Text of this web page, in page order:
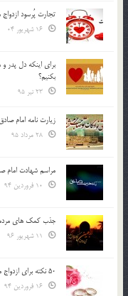
تجارت پُرسود
براي اينكه دل پدر
بكنيم؟
زیارت نامه امام
مراسم شهادت امام
جذب کمک های
50 نکته برای ازدواج موفق